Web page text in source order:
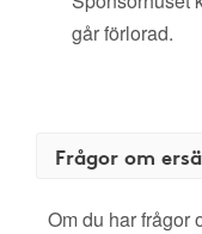
går förlorad.
Frågor om
Om du har frågor